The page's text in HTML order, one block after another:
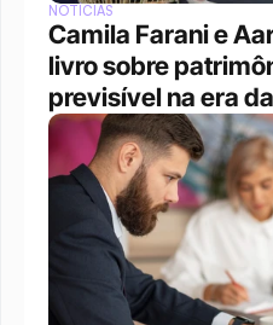
NOTÍCIAS
Camila Farani e
livro sobre
previsível na era